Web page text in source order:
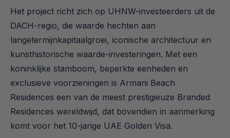
Het project richt zich op UHNW-investeerders uit de
DACH-regio, die waarde hechten aan
langetermijnkapitaalgroei, iconische architectuur en
kunsthistorische waarde-investeringen. Met een
koninklijke stamboom, beperkte eenheden en
exclusieve voorzieningen is Armani Beach
Residences een van de meest prestigieuze Branded
Residences wereldwijd, dat bovendien in aanmerking
komt voor het 10-jarige UAE Golden Visa.